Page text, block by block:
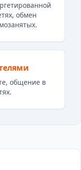
обмен
общение в